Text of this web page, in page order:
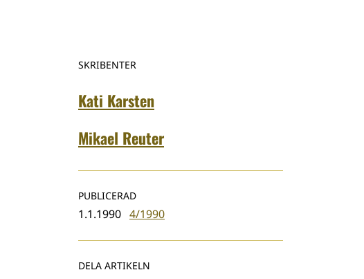
SKRIBENTER
Kati Karsten
Mikael Reuter
PUBLICERAD
1.1.1990 4/1990
DELA ARTIKELN